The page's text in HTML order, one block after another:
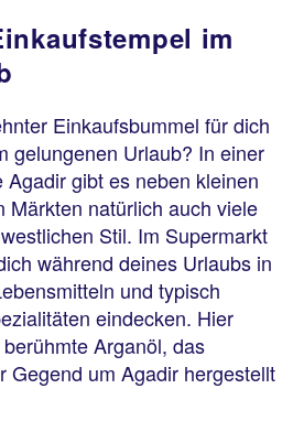
im
Einkaufsbummel für dich
gelungenen Urlaub? In einer
gibt es neben kleinen
Märkten natürlich auch viele
Stil. Im Supermarkt
während deines Urlaubs in
und typisch
eindecken. Hier
Arganöl, das
Gegend um Agadir hergestellt